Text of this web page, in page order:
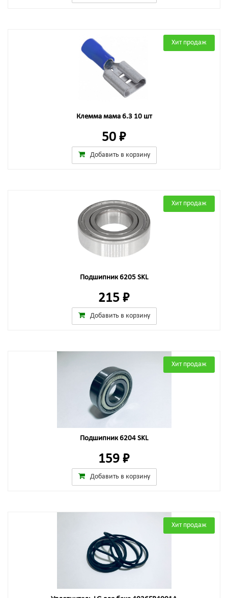
Хит продаж
Клемма мама 6.3 10 шт
50 ₽
Добавить в корзину
Хит продаж
Подшипник 6205 SKL
215 ₽
Добавить в корзину
Хит продаж
Подшипник 6204 SKL
159 ₽
Добавить в корзину
Хит продаж